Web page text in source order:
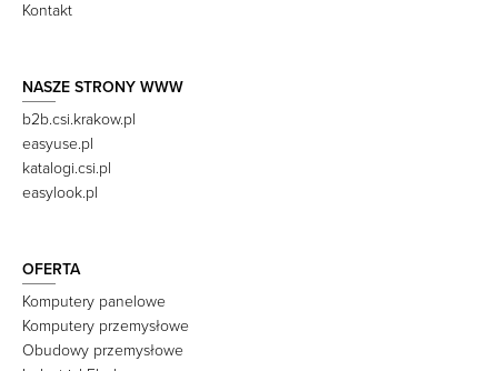
Kontakt
NASZE STRONY WWW
b2b.csi.krakow.pl
easyuse.pl
katalogi.csi.pl
easylook.pl
OFERTA
Komputery panelowe
Komputery przemysłowe
Obudowy przemysłowe